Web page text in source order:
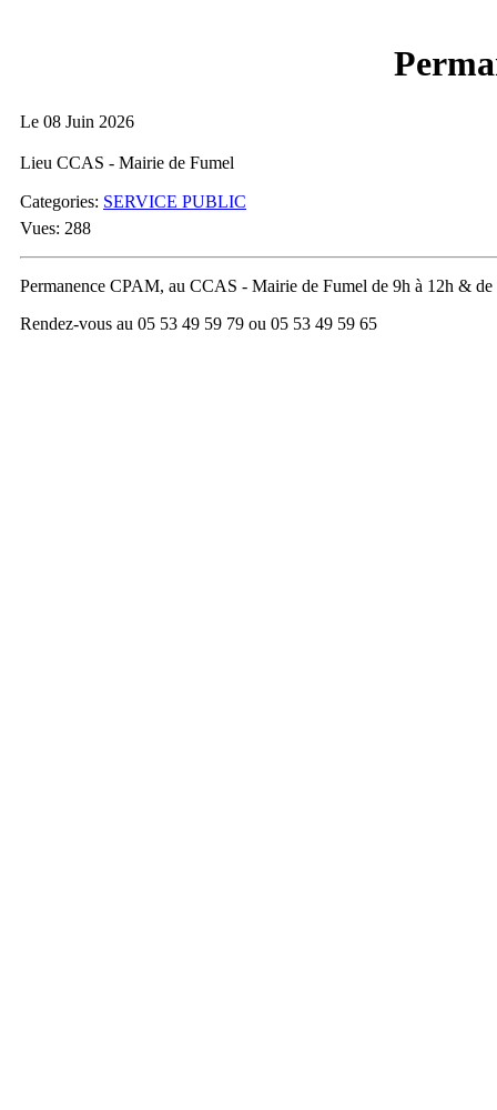
Le 08 Juin 2026
Lieu CCAS - Mairie de Fumel
Categories: SERVICE PUBLIC
Vues: 288
Permanence CPAM, au CCAS - Mairie de Fumel de 9h à 12h & de
Rendez-vous au 05 53 49 59 79 ou 05 53 49 59 65